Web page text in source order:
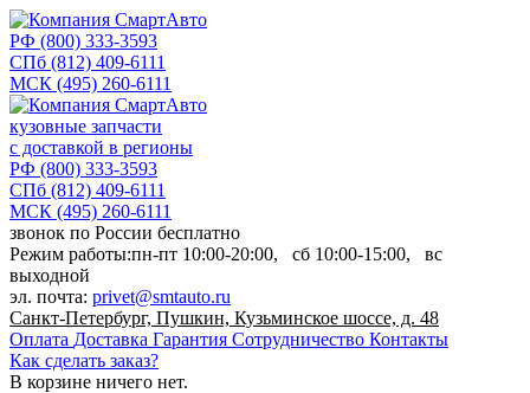
РФ (800) 333-3593
СПб (812) 409-6111
МСК (495) 260-6111
кузовные запчасти
с доставкой в регионы
РФ (800) 333-3593
СПб (812) 409-6111
МСК (495) 260-6111
звонок по России бесплатно
Режим работы:пн-пт 10:00-20:00, сб 10:00-15:00, вс
выходной
эл. почта: privet@smtauto.ru
Санкт-Петербург, Пушкин, Кузьминское шоссе, д. 48
Оплата Доставка Гарантия Сотрудничество Контакты
Как сделать заказ?
В корзине ничего нет.